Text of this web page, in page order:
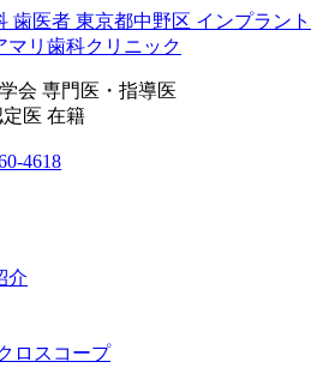
会 専門医・指導医
医 在籍
介
ロスコープ